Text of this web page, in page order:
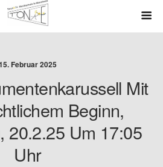
Februar 2025
Mit
Beginn,
20.2.25 Um 17:05
Uhr